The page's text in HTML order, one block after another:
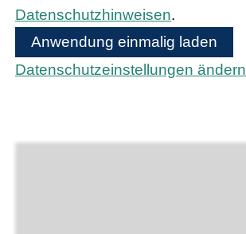
Datenschutzhinweisen.
Anwendung einmalig laden
Datenschutzeinstellungen ändern